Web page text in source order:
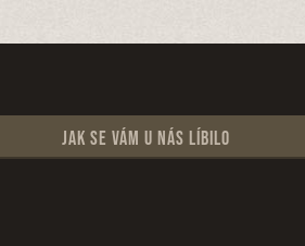
Jak se vám u nás líbilo